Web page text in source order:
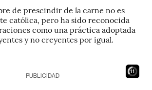
de prescindir de la carne no es
católica, pero ha sido reconocida
como una práctica adoptada
y no creyentes por igual.
10
PUBLICIDAD